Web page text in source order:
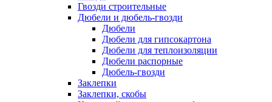
Гвозди строительные
Дюбели и дюбель-гвозди
Дюбели
Дюбели для гипсокартона
Дюбели для теплоизоляции
Дюбели распорные
Дюбель-гвозди
Заклепки
Заклепки, скобы